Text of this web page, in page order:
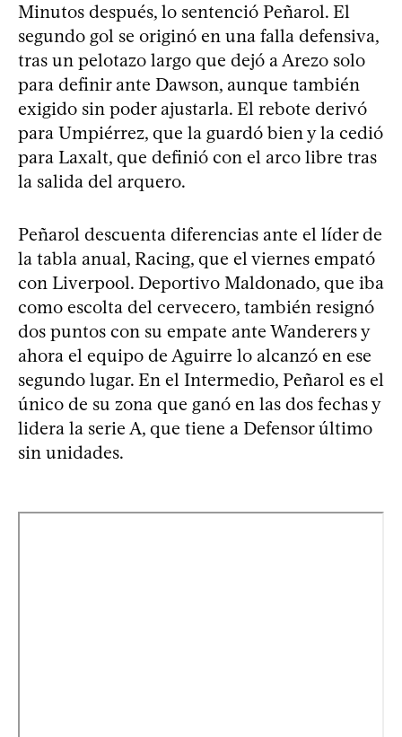
Minutos después, lo sentenció Peñarol. El
segundo gol se originó en una falla defensiva,
tras un pelotazo largo que dejó a Arezo solo
para definir ante Dawson, aunque también
exigido sin poder ajustarla. El rebote derivó
para Umpiérrez, que la guardó bien y la cedió
para Laxalt, que definió con el arco libre tras
la salida del arquero.
Peñarol descuenta diferencias ante el líder de
la tabla anual, Racing, que el viernes empató
con Liverpool. Deportivo Maldonado, que iba
como escolta del cervecero, también resignó
dos puntos con su empate ante Wanderers y
ahora el equipo de Aguirre lo alcanzó en ese
segundo lugar. En el Intermedio, Peñarol es el
único de su zona que ganó en las dos fechas y
lidera la serie A, que tiene a Defensor último
sin unidades.